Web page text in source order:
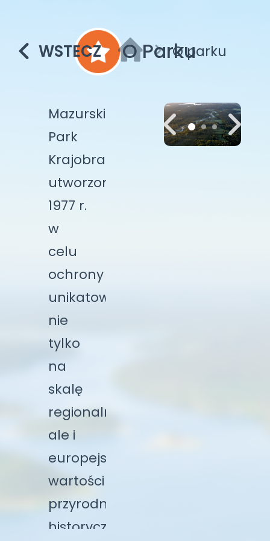
WSTECZ O parku
O Parku
Mazurski
Park
Krajobrazowy
utworzono
1977 r.
w
celu
ochrony
unikatowych
nie
tylko
na
skalę
regionalną,
ale i
europejską
wartości
przyrodniczych,
historycznych